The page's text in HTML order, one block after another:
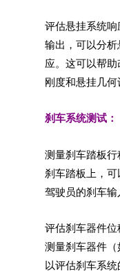
评估悬挂系统
输出，可以分
应。这可以帮
刚度和悬挂几何
刹车系统测试：
测量刹车踏板
刹车踏板上，
驾驶员的刹车输
评估刹车器件
测量刹车器件（
以评估刹车系统